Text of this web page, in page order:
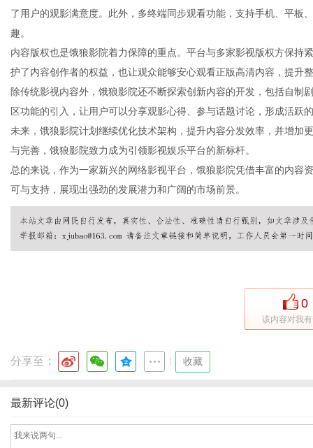
了用户的观影满意度。此外，多终端同步观看功能，支持手机、平板
趣。
内容版权也是饿狼影院着力保障的重点。平台与多家影视版权方保持
护了内容创作者的权益，也让观众能够安心观看正版高清内容，提升
除传统影视内容外，饿狼影院还不断探索创新内容的开发，包括自制
区功能的引入，让用户可以分享观影心得、参与话题讨论，形成活跃
未来，饿狼影院计划继续优化技术架构，提升内容分发效率，并增加
与完善，饿狼影院致力成为引领影视娱乐平台的新标杆。
总的来说，作为一家新兴的网络影视平台，饿狼影院凭借丰富的内容
可与支持，展现出强劲的发展潜力和广阔的市场前景。
0
该内容对我
分享至： 收藏
最新评论(0)